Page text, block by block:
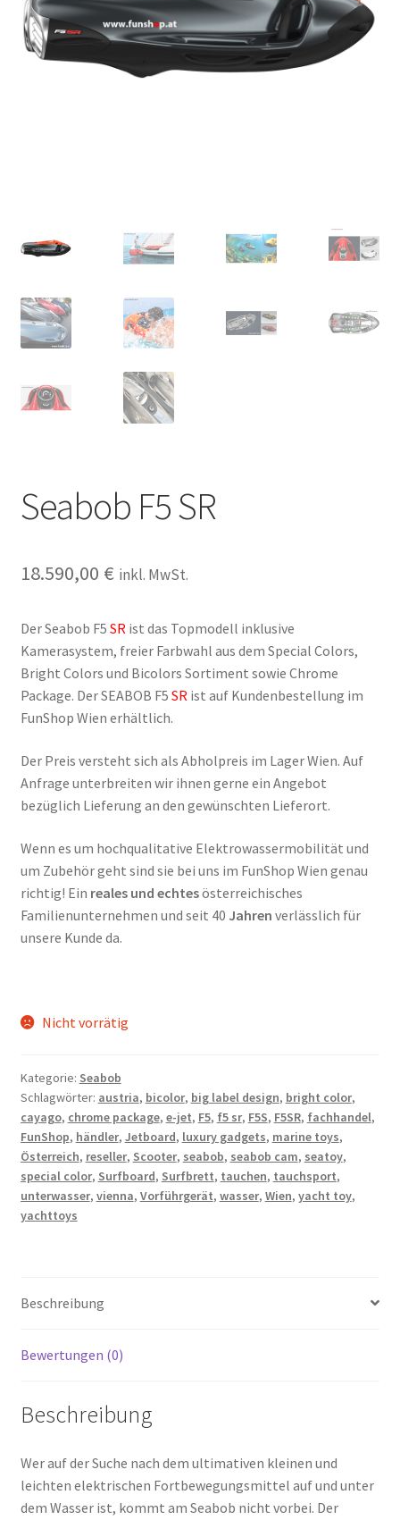
Seabob F5 SR
18.590,00 € inkl. MwSt.
Der Seabob F5 SRist das Topmodell inklusive
Kamerasystem, freier Farbwahl aus dem Special Colors,
Bright Colors und Bicolors Sortiment sowie Chrome
Package. Der SEABOB F5 SRist auf Kundenbestellung im
FunShop Wien erhältlich.
Der Preis versteht sich als Abholpreis im Lager Wien. Auf
Anfrage unterbreiten wir ihnen gerne ein Angebot
bezüglich Lieferung an den gewünschten Lieferort.
Wenn es um hochqualitative Elektrowassermobilität und
um Zubehör geht sind sie bei uns im FunShop Wien genau
richtig! Ein reales und echtesösterreichisches
Familienunternehmen und seit 40 Jahren verlässlich für
unsere Kunde da.
Nicht vorrätig
Kategorie: Seabob
Schlagwörter: austria, bicolor, big label design, bright color,
cayago, chrome package, e-jet, F5, f5 sr, F5S, F5SR, fachhandel,
FunShop, händler, Jetboard, luxury gadgets, marine toys,
Österreich, reseller, Scooter, seabob, seabob cam, seatoy,
special color, Surfboard, Surfbrett, tauchen, tauchsport,
unterwasser, vienna, Vorführgerät, wasser, Wien, yacht toy,
yachttoys
Beschreibung
Bewertungen (0)
Beschreibung
Wer auf der Suche nach dem ultimativen kleinen und
leichten elektrischen Fortbewegungsmittel auf und unter
dem Wasser ist, kommt am Seabob nicht vorbei. Der